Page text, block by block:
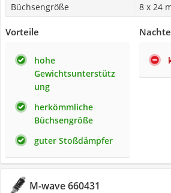
Büchsengröße
8 x 24
Vorteile
hohe
Gewichtsunterstütz
ung
herkömmliche
Büchsengröße
guter Stoßdämpfer
M-wave 660431